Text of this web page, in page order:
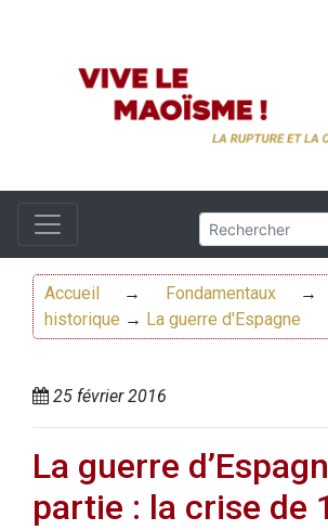
Accueil → Fondamentaux
historique → La guerre d'Espagne
25 février 2016
La guerre
partie : la crise de